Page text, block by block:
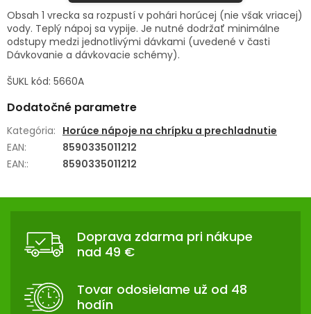
Obsah 1 vrecka sa rozpustí v pohári horúcej (nie však vriacej)
vody. Teplý nápoj sa vypije. Je nutné dodržať minimálne
odstupy medzi jednotlivými dávkami (uvedené v časti
Dávkovanie a dávkovacie schémy).
ŠUKL kód: 5660A
Dodatočné parametre
Kategória: Horúce nápoje na chrípku a prechladnutie
EAN:
8590335011212
EAN:: 8590335011212
Z
Doprava zdarma pri nákupe
nad 49 €
Tovar odosielame už od 48
hodín